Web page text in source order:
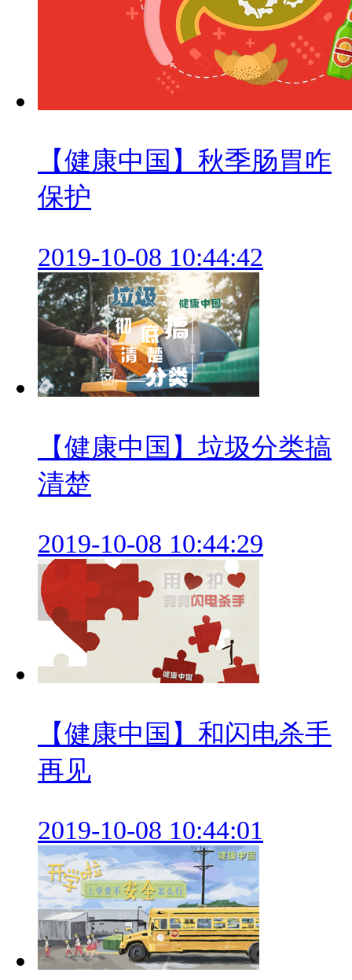
【健康中国】秋季肠胃咋
保护
2019-10-08 10:44:42
【健康中国】垃圾分类搞
清楚
2019-10-08 10:44:29
【健康中国】和闪电杀手
再见
2019-10-08 10:44:01